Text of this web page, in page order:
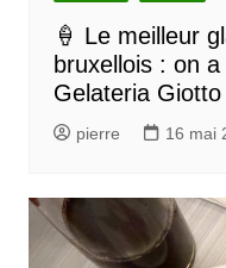
c
🍦 Le meilleur
bruxellois : on
Gelateria Giotto
pierre 16 mai